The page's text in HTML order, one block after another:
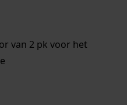
van 2 pk voor het